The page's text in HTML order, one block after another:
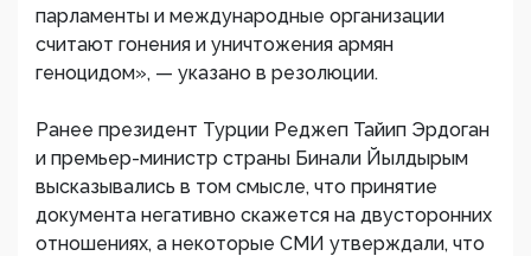
парламенты и международные организации
считают гонения и уничтожения армян
геноцидом», — указано в резолюции.
Ранее президент Турции Реджеп Тайип Эрдоган
и премьер-министр страны Бинали Йылдырым
высказывались в том смысле, что принятие
документа негативно скажется на двусторонних
отношениях, а некоторые СМИ утверждали, что